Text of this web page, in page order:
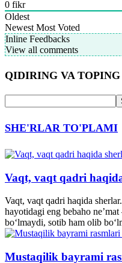
0 fikr
Oldest
Newest Most Voted
Inline Feedbacks
View all comments
QIDIRING VA TOPING
SHE'RLAR TO'PLAMI
Vaqt, vaqt qadri
Vaqt, vaqt qadri haqida
hayotidagi eng bebaho
bo‘lmaydi, sotib ham olib
Mustaqilik bayrami